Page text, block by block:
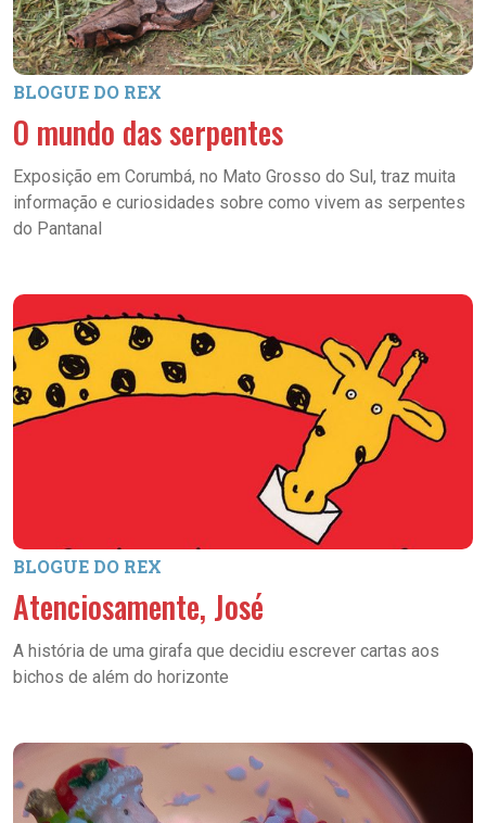
BLOGUE DO REX
O mundo das serpentes
Exposição em Corumbá, no Mato Grosso do Sul, traz muita
informação e curiosidades sobre como vivem as serpentes
do Pantanal
BLOGUE DO REX
Atenciosamente, José
A história de uma girafa que decidiu escrever cartas aos
bichos de além do horizonte